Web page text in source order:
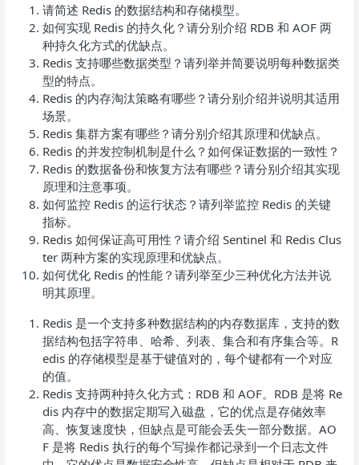
请简述 Redis 的数据结构和存储模型。
如何实现 Redis 的持久化？请分别介绍 RDB 和 AOF 两
种持久化方式的优缺点。
Redis 支持哪些数据类型？请列举并简要说明每种数据类
型的特点。
Redis 的内存淘汰策略有哪些？请分别介绍并说明其适用
场景。
Redis 集群方案有哪些？请分别介绍其原理和优缺点。
Redis 的并发控制机制是什么？如何保证数据的一致性？
Redis 的数据备份和恢复方法有哪些？请分别介绍其实现
原理和注意事项。
如何监控 Redis 的运行状态？请列举监控 Redis 的关键
指标。
Redis 如何保证高可用性？请介绍 Sentinel 和 Redis Clus
ter 两种方案的实现原理和优缺点。
如何优化 Redis 的性能？请列举至少三种优化方法并说
明其原理。
Redis 是一个支持多种数据结构的内存数据库，支持的数
据结构包括字符串、哈希、列表、集合和有序集合等。R
edis 的存储模型是基于键值对的，每个键都有一个对应
的值。
Redis 支持两种持久化方式：RDB 和 AOF。RDB 是将 Re
dis 内存中的数据定期写入磁盘，它的优点是存储效率
高、恢复速度快，但缺点是可能会丢失一部分数据。AO
F 是将 Redis 执行的每个写操作都记录到一个日志文件